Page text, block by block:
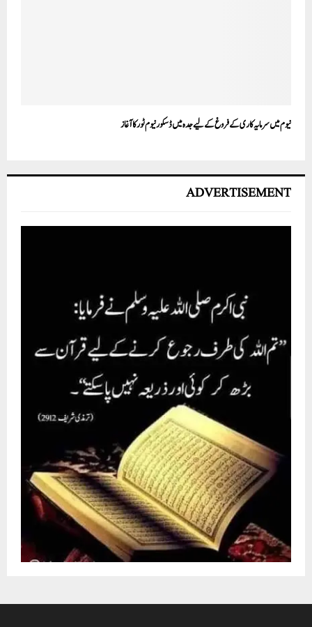
نیوم میں سرمایہ کاری کے فروغ کے لیے جدہ میں ڈسکور نیوم ٹور کا آغاز
ADVERTISEMENT